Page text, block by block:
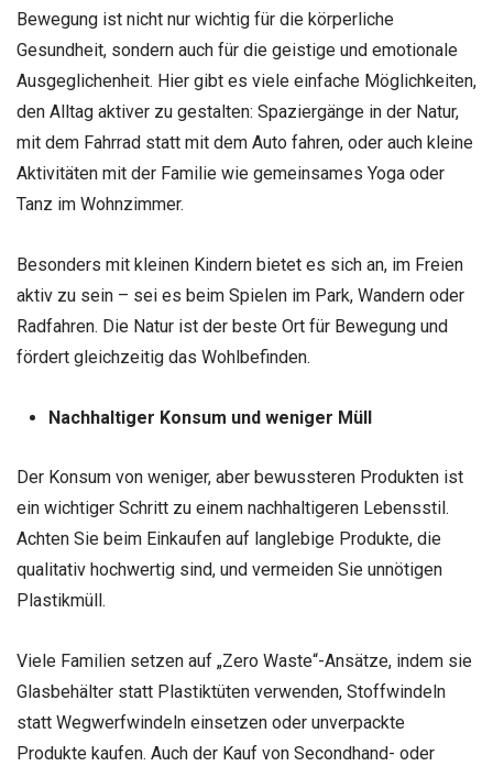
Bewegung ist nicht nur wichtig für die körperliche
Gesundheit, sondern auch für die geistige und emotionale
Ausgeglichenheit. Hier gibt es viele einfache Möglichkeiten,
den Alltag aktiver zu gestalten: Spaziergänge in der Natur,
mit dem Fahrrad statt mit dem Auto fahren, oder auch kleine
Aktivitäten mit der Familie wie gemeinsames Yoga oder
Tanz im Wohnzimmer.
Besonders mit kleinen Kindern bietet es sich an, im Freien
aktiv zu sein – sei es beim Spielen im Park, Wandern oder
Radfahren. Die Natur ist der beste Ort für Bewegung und
fördert gleichzeitig das Wohlbefinden.
Nachhaltiger Konsum und weniger Müll
Der Konsum von weniger, aber bewussteren Produkten ist
ein wichtiger Schritt zu einem nachhaltigeren Lebensstil.
Achten Sie beim Einkaufen auf langlebige Produkte, die
qualitativ hochwertig sind, und vermeiden Sie unnötigen
Plastikmüll.
Viele Familien setzen auf „Zero Waste“-Ansätze, indem sie
Glasbehälter statt Plastiktüten verwenden, Stoffwindeln
statt Wegwerfwindeln einsetzen oder unverpackte
Produkte kaufen. Auch der Kauf von Secondhand- oder